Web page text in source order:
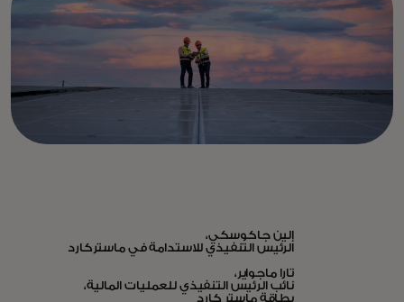
إلين جاكوسكي،
الرئيس التنفيذي للاستدامة في ماستركارد
تارا ماجواير،
نائب الرئيس التنفيذي للعمليات المالية،
بطاقة ماستر كارد